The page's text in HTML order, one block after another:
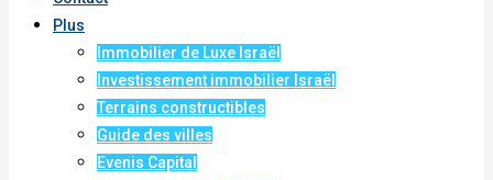
Plus
Immobilier de Luxe Israël
Investissement immobilier Israël
Terrains constructibles
Guide des villes
Evenis Capital